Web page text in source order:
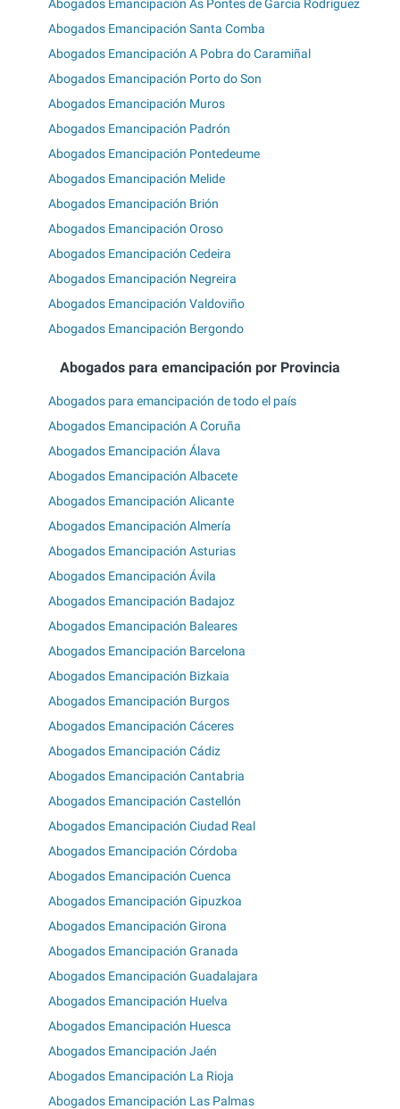
Abogados Emancipación As Pontes de García Rodríguez
Abogados Emancipación Santa Comba
Abogados Emancipación A Pobra do Caramiñal
Abogados Emancipación Porto do Son
Abogados Emancipación Muros
Abogados Emancipación Padrón
Abogados Emancipación Pontedeume
Abogados Emancipación Melide
Abogados Emancipación Brión
Abogados Emancipación Oroso
Abogados Emancipación Cedeira
Abogados Emancipación Negreira
Abogados Emancipación Valdoviño
Abogados Emancipación Bergondo
Abogados para emancipación por Provincia
Abogados para emancipación de todo el país
Abogados Emancipación A Coruña
Abogados Emancipación Álava
Abogados Emancipación Albacete
Abogados Emancipación Alicante
Abogados Emancipación Almería
Abogados Emancipación Asturias
Abogados Emancipación Ávila
Abogados Emancipación Badajoz
Abogados Emancipación Baleares
Abogados Emancipación Barcelona
Abogados Emancipación Bizkaia
Abogados Emancipación Burgos
Abogados Emancipación Cáceres
Abogados Emancipación Cádiz
Abogados Emancipación Cantabria
Abogados Emancipación Castellón
Abogados Emancipación Ciudad Real
Abogados Emancipación Córdoba
Abogados Emancipación Cuenca
Abogados Emancipación Gipuzkoa
Abogados Emancipación Girona
Abogados Emancipación Granada
Abogados Emancipación Guadalajara
Abogados Emancipación Huelva
Abogados Emancipación Huesca
Abogados Emancipación Jaén
Abogados Emancipación La Rioja
Abogados Emancipación Las Palmas